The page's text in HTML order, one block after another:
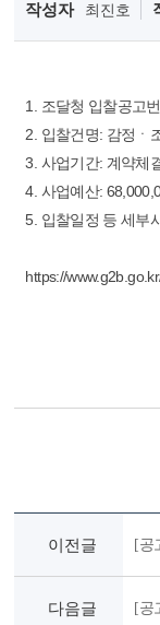
작성자 최진호
1. 조달청 입찰공고
2. 입찰건명: 감정ㆍ
3. 사업기간: 계약체
4. 사업예산:
5. 입찰일정 등 세부
https://
이전글 [공
다음글 [공